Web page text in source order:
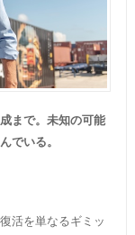
まで。未知の可能
でいる。
活を単なるギミッ